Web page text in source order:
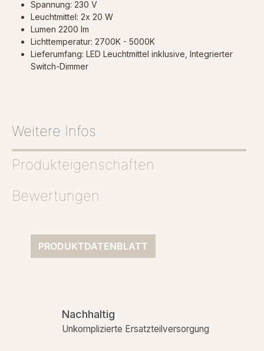
Spannung: 230 V
Leuchtmittel: 2x 20 W
Lumen 2200 lm
Lichttemperatur: 2700K - 5000K
Lieferumfang: LED Leuchtmittel inklusive, Integrierter
Switch-Dimmer
Weitere Infos
Produkteigenschaften
Bewertungen
PRODUKTDATENBLATT
Nachhaltig
Unkomplizierte Ersatzteilversorgung